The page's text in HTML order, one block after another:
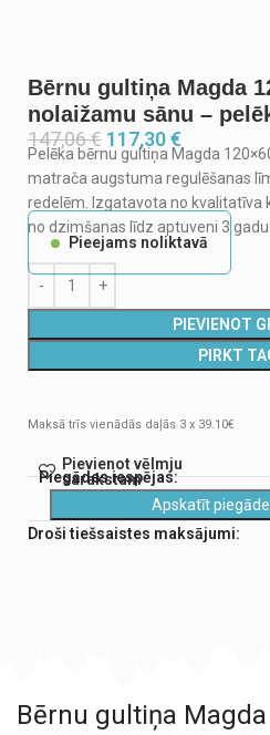
Bērnu gultiņa Magda
nolaižamu sānu –
147,06€ 117,30€
Pelēka bērnu gultiņa Magda
matrača augstuma regulēšanas
redelēm. Izgatavota no kvalitatīva
no dzimšanas līdz aptuveni 3
Pieejams noliktavā
PIEVIENOT
PIRKT
Maksā trīs vienādās daļās 3 x 39.10€
Pievienot vēlmju
sarakstam
Piegādes iespējas:
Apskatīt
Droši tiešsaistes maksājumi:
Bērnu gultiņa